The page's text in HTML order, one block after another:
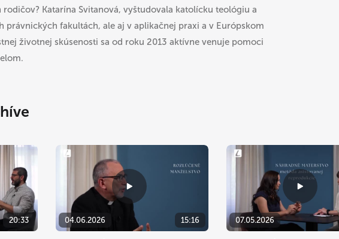
Katarína Svitanová, vyštudovala katolícku teológiu a
právnických fakultách, ale aj v aplikačnej praxi a v Európskom
životnej skúsenosti sa od roku 2013 aktívne venuje pomoci
20:33 04.06.2026 15:16 07.05.2026